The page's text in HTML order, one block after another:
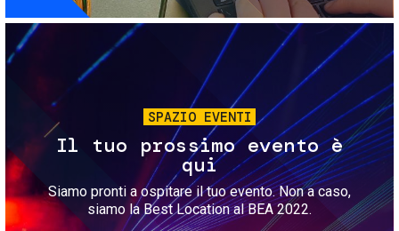
Immagine
SPAZIO EVENTI
Il tuo prossimo evento è
qui
Siamo pronti a ospitare il tuo evento. Non a caso,
siamo la Best Location al BEA 2022.